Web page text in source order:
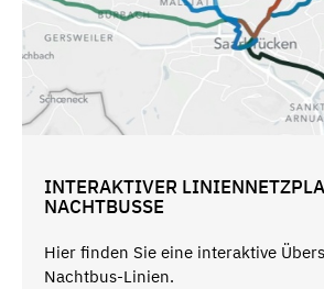
INTERAKTIVER
NACHTBUSSE
Hier finden Sie eine interaktive
Nachtbus-Linien.